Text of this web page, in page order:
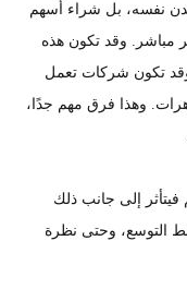
نفسه، بل شراء أسهم
مباشر. وقد تكون هذه
وقد تكون شركات تعمل
وهذا فرق مهم جدًا،
فيتأثر إلى جانب ذلك
التوسع، وحتى نظرة